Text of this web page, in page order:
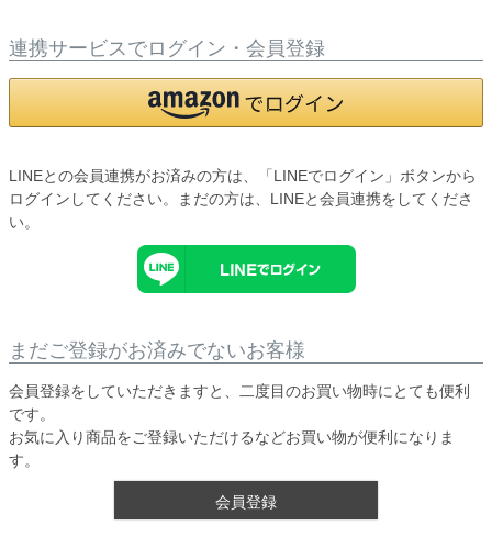
連携サービスでログイン・会員登録
LINEとの会員連携がお済みの方は、「LINEでログイン」ボタンから
ログインしてください。まだの方は、 LINEと会員連携をしてくださ
い。
まだご登録がお済みでないお客様
会員登録をしていただきますと、二度目のお買い物時にとても便利
です。
お気に入り商品をご登録いただけるなどお買い物が便利になりま
す。
会員登録